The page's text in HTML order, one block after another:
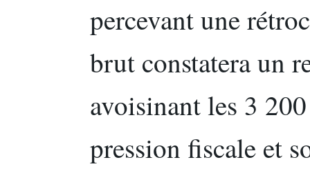
percevant une
brut constatera un
avoisinant les 3
pression fiscale et